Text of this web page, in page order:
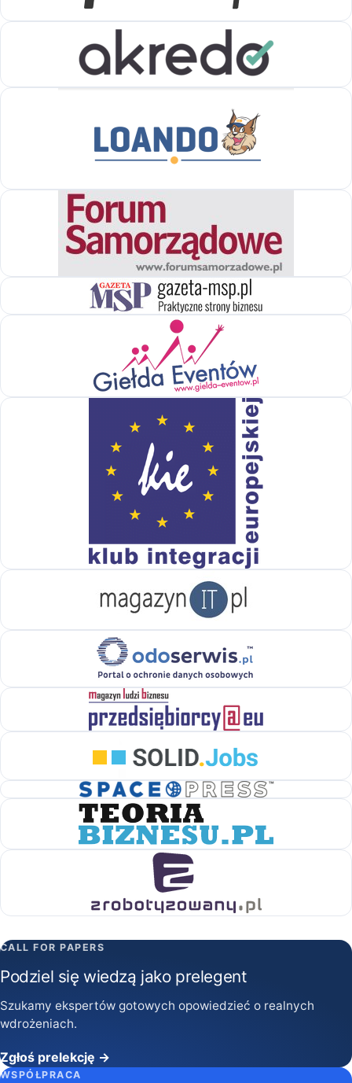
CALL FOR PAPERS
Podziel się wiedzą jako prelegent
Szukamy ekspertów gotowych opowiedzieć o realnych
wdrożeniach.
Zgłoś prelekcję →
WSPÓŁPRACA